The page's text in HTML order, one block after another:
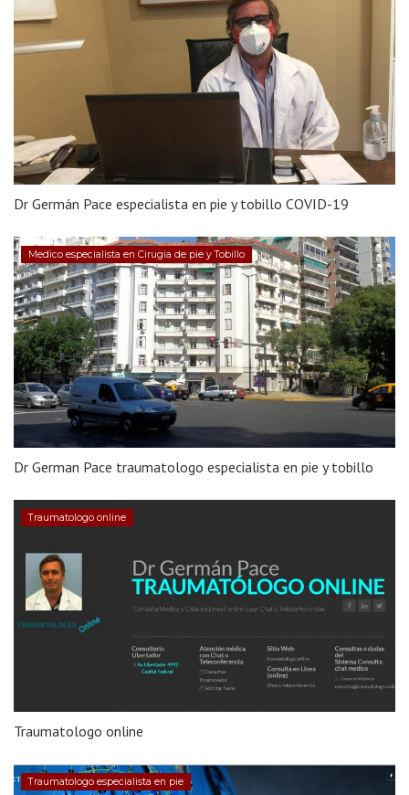
Dr Germán Pace especialista en pie y tobillo COVID-19
Medico especialista en Cirugia de pie y Tobillo
Dr German Pace traumatologo especialista en pie y tobillo
Traumatologo online
Traumatologo online
Traumatologo especialista en pie